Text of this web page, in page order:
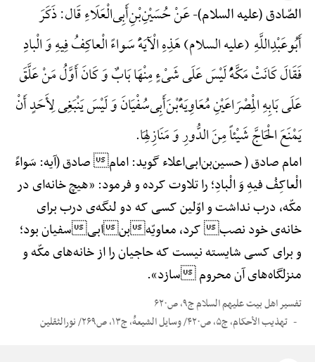
الصّادق (علیه السلام)-عَنْ حُسَیْنِ‌بْنِ‌أَبِی‌الْعَلَاءِ قَال: ذَکَرَ
أَبُوعَبْدِ‌اللَّهِ (علیه السلام) هَذِهِ الْآیَهًَْ سَواءً الْعاکِفُ فِیهِ وَ الْبادِ
فَقَالَ کَانَتْ مَکَّهًُْ لَیْسَ عَلَی شَیْءٍ مِنْهَا بَابٌ وَ کَانَ أَوَّلُ مَنْ عَلَّقَ
عَلَی بَابِهِ الْمِصْرَاعَیْنِ مُعَاوِیَهًَْ‌بْنَ‌أَبِی‌سُفْیَانَ وَ لَیْسَ یَنْبَغِی لِأَحَدٍ أَنْ
یَمْنَعَ الْحَاجَّ شَیْئاً مِنَ الدُّورِ وَ مَنَازِلِهَا.
امام صادق ( حسین‌بن‌ابی‌اعلاء گوید: امام صادق (آیه: سَواءً
الْعاکِفُ فیهِ وَ الْبادِ؛ را تلاوت کرده و فرمود: «هیچ خانه‌ای در
مکّه، درب نداشت و اوّلین کسی که دو لنگه‌ی درب برای
خانه‌ی خود نصب کرد، معاویّهبنابیسفیان بود؛
و برای کسی شایسته نیست که حاجیان را از خانه‌های مکّه و
منزلگاه‌های آن محروم سازد».
تفسیر اهل بیت علیهم السلام ج۹، ص۶۲۰
تهذیب الأحکام، ج۵، ص۴۲۰/ وسایل الشیعهًْ، ج۱۳، ص۲۶۹/ نورالثقلین